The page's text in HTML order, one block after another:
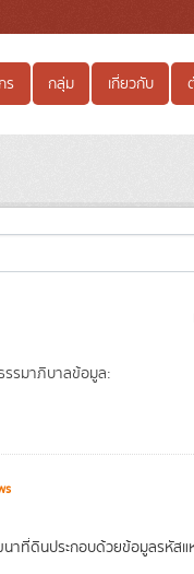
ร กลุ่ม เกี่ยวกับ
รมาภิบาลข้อมูล:
ดินประกอบด้วยข้อมูลรหัสแ